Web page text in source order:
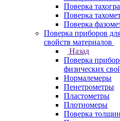
Поверка
Поверка
Поверка
Поверка приборов
свойств материалов
Назад
Поверка
физических
Нормалемеры
Пенетрометры
Пластометры
Плотномеры
Поверка